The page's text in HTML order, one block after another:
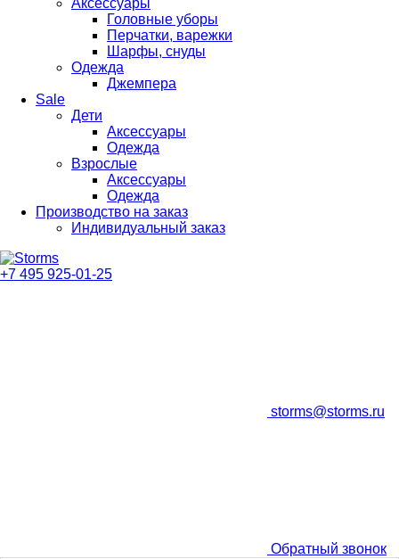
Аксессуары
Головные уборы
Перчатки, варежки
Шарфы, снуды
Одежда
Джемпера
Sale
Дети
Аксессуары
Одежда
Взрослые
Аксессуары
Одежда
Производство на заказ
Индивидуальный заказ
+7 495 925-01-25
storms@storms.ru
Обратный звонок